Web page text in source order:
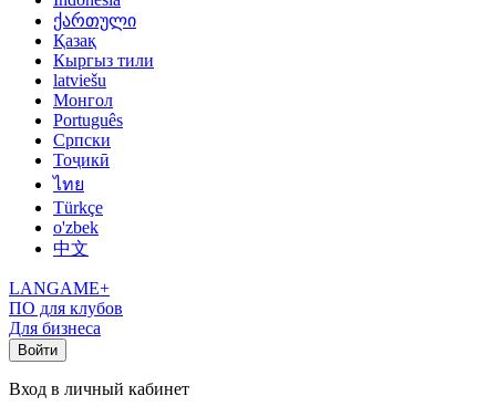
ქართული
Қазақ
Кыргыз тили
latviešu
Монгол
Português
Српски
Тоҷикӣ
ไทย
Türkçe
o'zbek
中文
LANGAME+
ПО для клубов
Для бизнеса
Войти
Вход в личный кабинет